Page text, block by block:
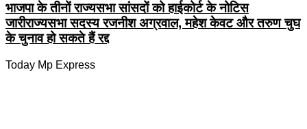
भाजपा के तीनों राज्यसभा सांसदों को हाईकोर्ट के नोटिस
जारीराज्यसभा सदस्य रजनीश अग्रवाल, महेश केवट और तरुण चुघ
के चुनाव हो सकते हैं रद्द
Today Mp Express